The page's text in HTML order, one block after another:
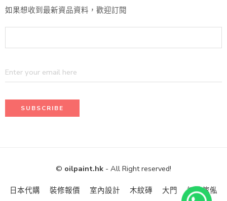
如果想收到最新資品資料，歡迎訂閱
© oilpaint.hk - All Right reserved!
日本代購 裝修報價 室內設計 木紋磚 大門 訂造傢俬